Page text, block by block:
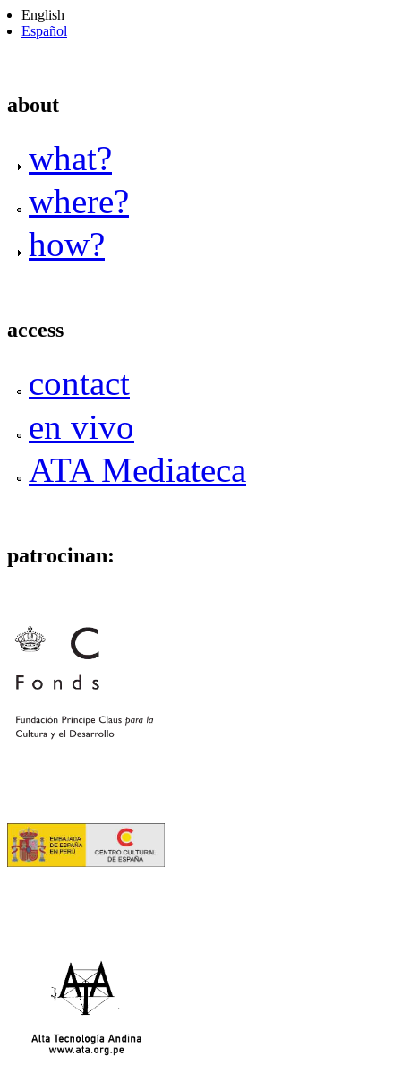
English
Español
about
what?
where?
how?
access
contact
en vivo
ATA Mediateca
patrocinan: